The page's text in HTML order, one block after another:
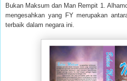
Bukan Maksum dan Man Rempit 1.
mengesahkan yang FY merupakan
terbaik dalam negara ini.